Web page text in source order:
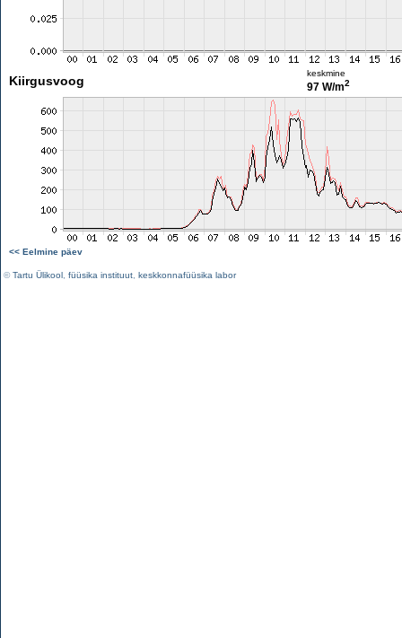
Kiirgusvoog
keskmine
97 W/m2
<< Eelmine päev
©Tartu Ülikool füüsika instituut keskkonnafüüsika labor